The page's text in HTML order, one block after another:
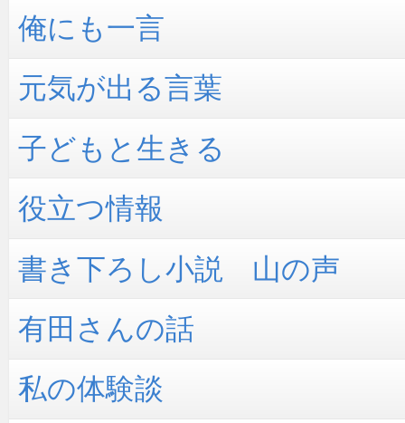
俺にも一言
元気が出る言葉
子どもと生きる
役立つ情報
書き下ろし小説 山の声
有田さんの話
私の体験談